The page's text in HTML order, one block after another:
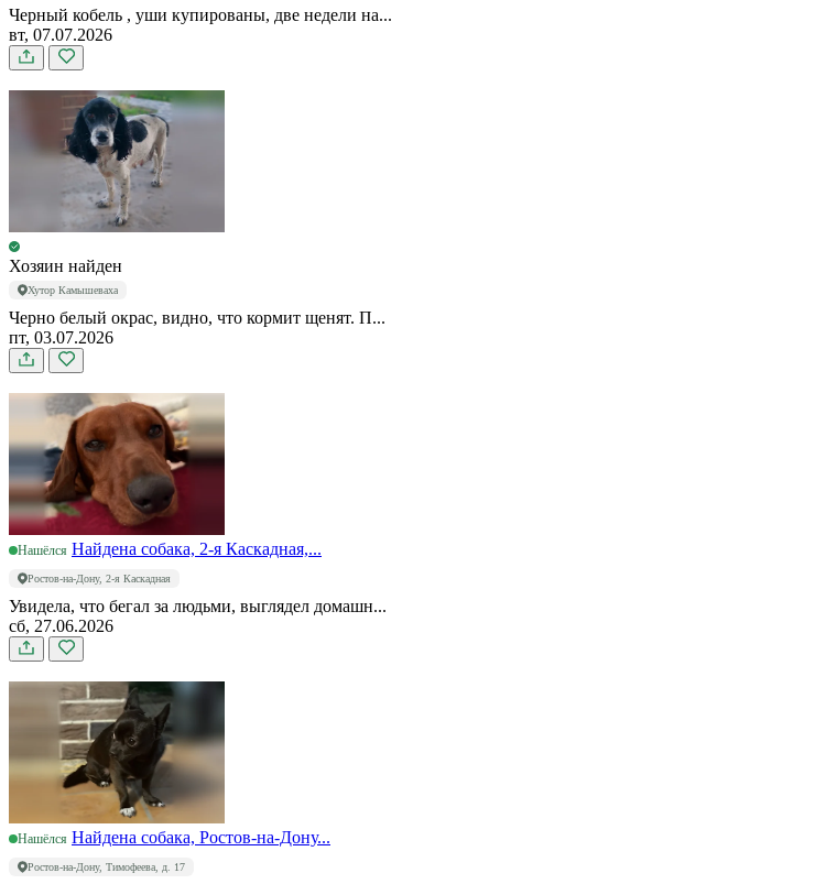
Черный кобель , уши купированы, две недели на...
вт, 07.07.2026
Хозяин найден
Хутор Камышеваха
Черно белый окрас, видно, что кормит щенят. П...
пт, 03.07.2026
Нашёлся Найдена собака, 2-я Каскадная,...
Ростов-на-Дону, 2-я Каскадная
Увидела, что бегал за людьми, выглядел домашн...
сб, 27.06.2026
Нашёлся Найдена собака, Ростов-на-Дону...
Ростов-на-Дону, Тимофеева, д. 17